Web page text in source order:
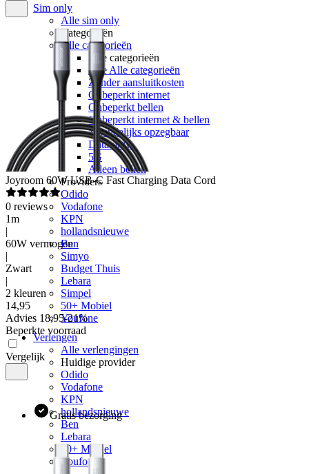
Sim only
Alle sim only
Categorieën
Alle categorieën
Alle categorieën
Alle Alle categorieën
Zonder aansluitkosten
Onbeperkt internet
Onbeperkt bellen
Onbeperkt internet & bellen
Maandelijks opzegbaar
Data only
5G
Alleen bellen
Providers
Odido
Vodafone
KPN
hollandsnieuwe
Ben
Simyo
Budget Thuis
Lebara
Simpel
50+ Mobiel
Youfone
Verlengen
Alle verlengingen
Huidige provider
Odido
Vodafone
KPN
hollandsnieuwe
Ben
Lebara
50+ Mobiel
Youfone
Joyroom 60W USB-C Fast Charging Data Cord
0 reviews
1m
|
60W vermogen
|
Zwart
|
2 kleuren
14,95
Advies 18,95-21%
Beperkte voorraad
Vergelijk
Gratis bezorging